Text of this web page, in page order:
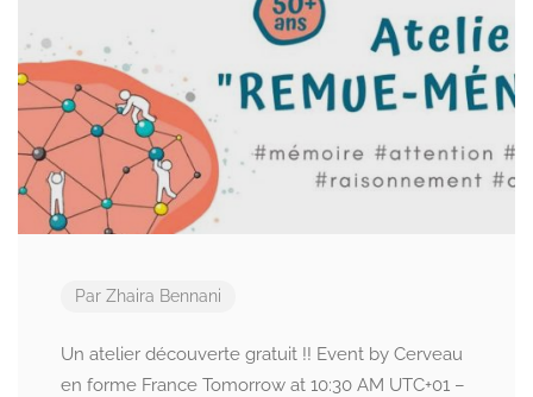
Par Zhaira Bennani
Un atelier découverte gratuit !! Event by Cerveau
en forme France Tomorrow at 10:30 AM UTC+01 –